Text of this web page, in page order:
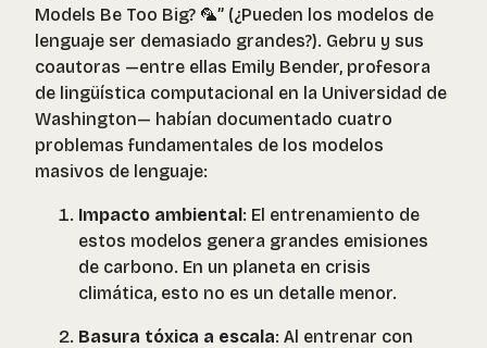
Models Be Too Big? 🦜” (¿Pueden los modelos de
lenguaje ser demasiado grandes?). Gebru y sus
coautoras —entre ellas Emily Bender, profesora
de lingüística computacional en la Universidad de
Washington— habían documentado cuatro
problemas fundamentales de los modelos
masivos de lenguaje:
Impacto ambiental: El entrenamiento de
estos modelos genera grandes emisiones
de carbono. En un planeta en crisis
climática, esto no es un detalle menor.
Basura tóxica a escala: Al entrenar con